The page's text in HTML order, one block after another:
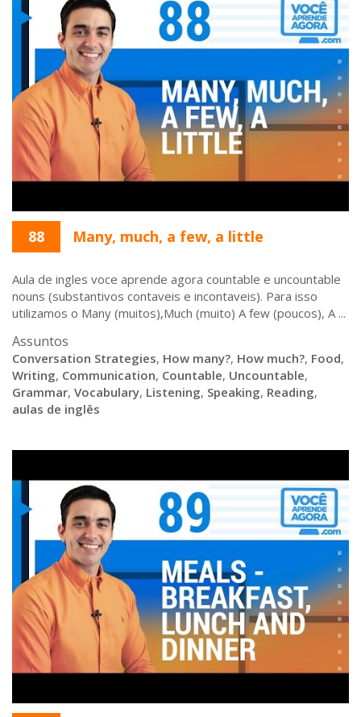
88 Many, much, a few, a little
Aula de ingles voce aprende agora countable e uncountable
nouns (substantivos contaveis e incontaveis). Para isso
utilizamos o Many (muitos),Much (muito) A few (poucos), A ...
Assuntos
Conversation Strategies, How many?, How much?, Food,
Writing, Communication, Countable, Uncountable,
Grammar, Vocabulary, Listening, Speaking, Reading,
aulas de inglês